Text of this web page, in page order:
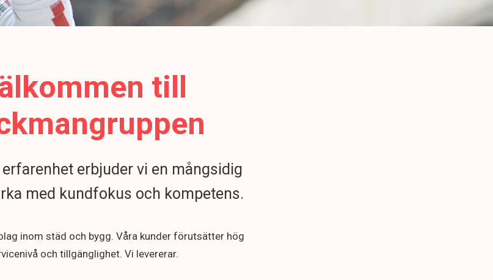
till
erfarenhet erbjuder vi en mångsidig
med kundfokus och kompetens.
inom städ och bygg. Våra kunder förutsätter hög
och tillgänglighet. Vi levererar.